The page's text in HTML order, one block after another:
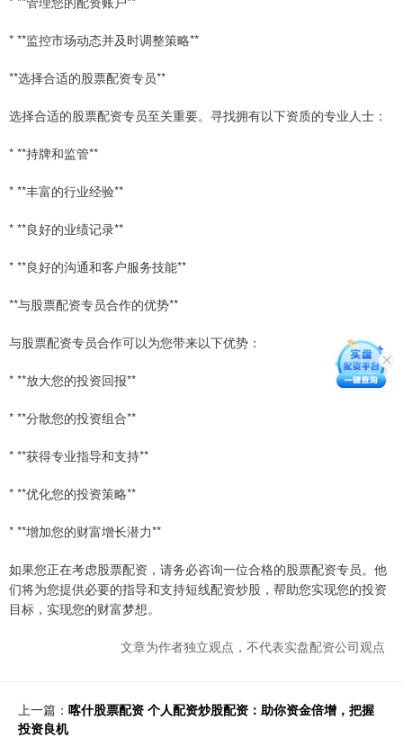
* **监控市场动态并及时调整策略**
**选择合适的股票配资专员**
选择合适的股票配资专员至关重要。寻找拥有以下资质的专业人士：
* **持牌和监管**
* **丰富的行业经验**
* **良好的业绩记录**
* **良好的沟通和客户服务技能**
**与股票配资专员合作的优势**
与股票配资专员合作可以为您带来以下优势：
* **放大您的投资回报**
* **分散您的投资组合**
* **获得专业指导和支持**
* **优化您的投资策略**
* **增加您的财富增长潜力**
如果您正在考虑股票配资，请务必咨询一位合格的股票配资专员。他
们将为您提供必要的指导和支持短线配资炒股，帮助您实现您的投资
目标，实现您的财富梦想。
文章为作者独立观点，不代表实盘配资公司观点
上一篇： 喀什股票配资 个人配资炒股配资：助你资金倍增，把握
投资良机